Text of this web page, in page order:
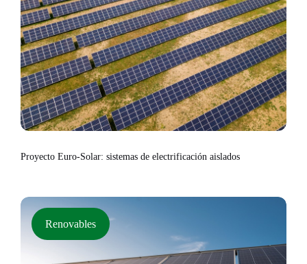
Proyecto Euro-Solar: sistemas de electrificación aislados
Renovables